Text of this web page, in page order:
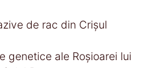
de rac din Crișul
genetice ale Roșioarei lui